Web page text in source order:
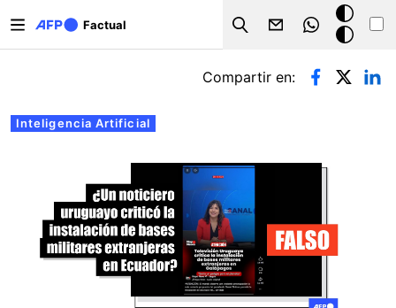
Factual
Search
Modo
oscuro
Solapas principales
Inteligencia Artificial
Compartir en: